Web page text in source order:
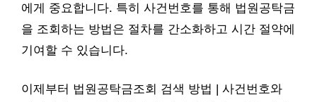
에게 중요합니다. 특히 사건번호를 통해 법원공탁금
을 조회하는 방법은 절차를 간소화하고 시간 절약에
기여할 수 있습니다.
이제부터 법원공탁금조회 검색 방법 | 사건번호와